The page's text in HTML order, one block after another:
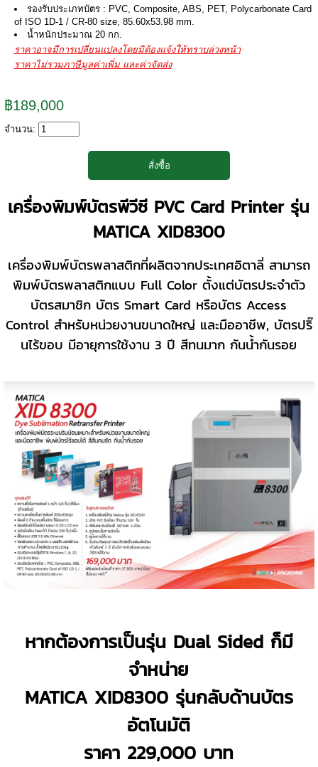
รองรับประเภทบัตร : PVC, Composite, ABS, PET, Polycarbonate Card
of ISO 1D-1 / CR-80 size, 85.60x53.98 mm.
น้ำหนักประมาณ 20 กก.
ราคาอาจมีการเปลี่ยนแปลงโดยมิต้องแจ้งให้ทราบล่วงหน้า
ราคาไม่รวมภาษีมูลค่าเพิ่ม และค่าจัดส่ง
฿189,000
จำนวน:
เครื่องพิมพ์บัตรพีวีซี PVC Card Printer รุ่น
MATICA XID8300
เครื่องพิมพ์บัตรพลาสติกที่ผลิตจากประเทศอิตาลี่ สามารถ
พิมพ์บัตรพลาสติกแบบ Full Color ตั้งแต่บัตรประจำตัว
บัตรสมาชิก บัตร Smart Card หรือบัตร Access
Control สำหรับหน่วยงานขนาดใหญ่ และมืออาชีพ, บัตรปริ๊
นไร้ขอบ มีอายุการใช้งาน 3 ปี สีทนมาก กันน้ำกันรอย
หากต้องการเป็นรุ่น Dual Sided ก็มี
จำหน่าย
MATICA XID8300 รุ่นกลับด้านบัตร
อัตโนมัติ
ราคา 229,000 บาท